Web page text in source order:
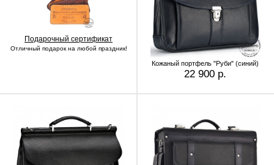
Подарочный сертификат
Отличный подарок на любой праздник!
Кожаный портфель "Руби" (синий)
22 900 р.